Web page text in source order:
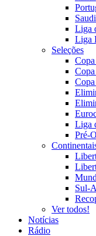
Liga
Liga
Seleções
Liga
Pré-
Sul-
Ver todos!
Notícias
Rádio